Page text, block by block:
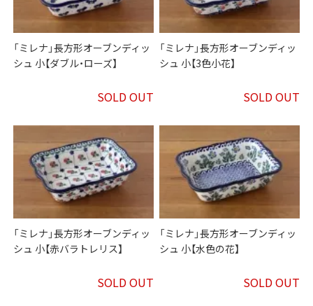
「ミレナ」長方形オーブンディッ
シュ 小【ダブル・ローズ】
SOLD OUT
「ミレナ」長方形オーブンディッ
シュ 小【3色小花】
SOLD OUT
「ミレナ」長方形オーブンディッ
シュ 小【赤バラトレリス】
SOLD OUT
「ミレナ」長方形オーブンディッ
シュ 小【水色の花】
SOLD OUT